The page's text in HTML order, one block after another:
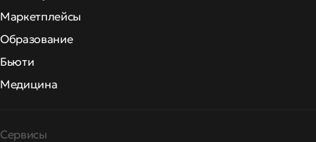
Маркетплейсы
Образование
Бьюти
Медицина
Сервисы